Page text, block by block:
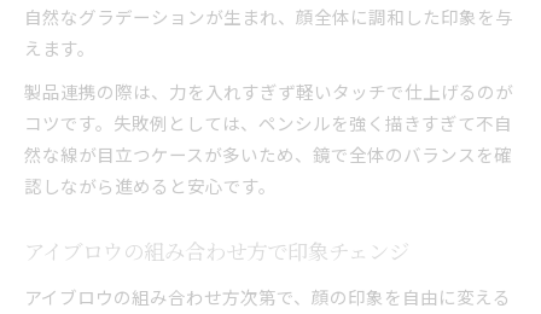
自然なグラデーションが生まれ、顔全体に調和した印象を与
えます。
製品連携の際は、力を入れすぎず軽いタッチで仕上げるのが
コツです。失敗例としては、ペンシルを強く描きすぎて不自
然な線が目立つケースが多いため、鏡で全体のバランスを確
認しながら進めると安心です。
アイブロウの組み合わせ方で印象チェンジ
アイブロウの組み合わせ方次第で、顔の印象を自由に変える